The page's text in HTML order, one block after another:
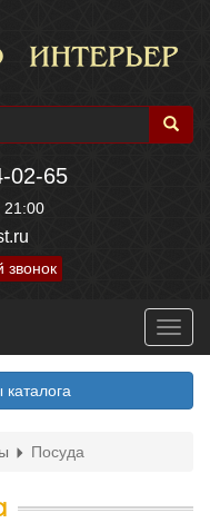
02-65
21:00
звонок
Посуда